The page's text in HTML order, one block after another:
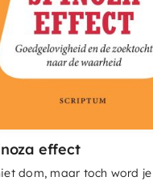
effect
dom, maar toch word je